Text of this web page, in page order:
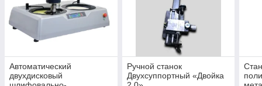
Автоматический
двухдисковый
Ручной станок
Двухсуппортный «Двойка